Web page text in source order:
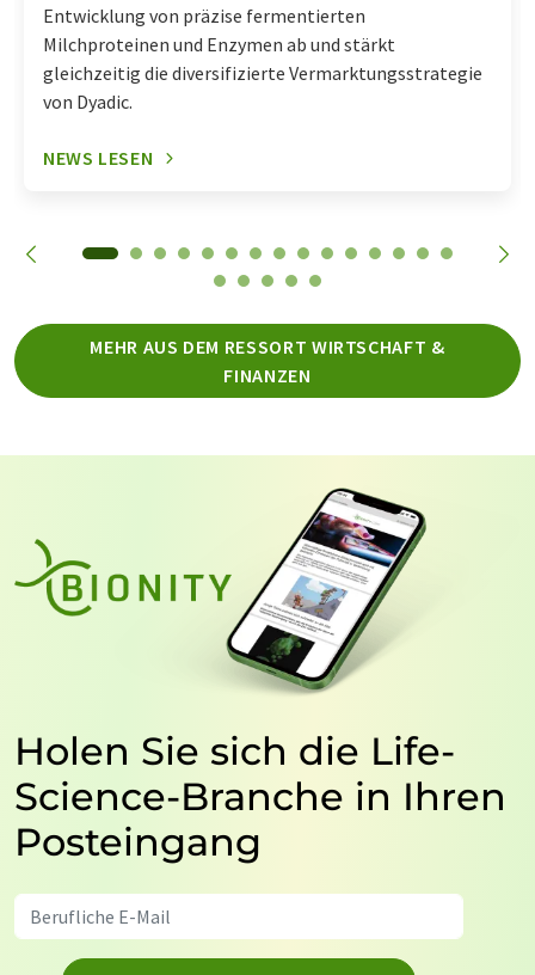
Entwicklung von präzise fermentierten
Milchproteinen und Enzymen ab und stärkt
gleichzeitig die diversifizierte Vermarktungsstrategie
von Dyadic.
NEWS LESEN
MEHR AUS DEM RESSORT WIRTSCHAFT &
FINANZEN
Holen Sie sich die Life-
Science-Branche in Ihren
Posteingang